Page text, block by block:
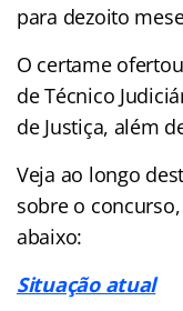
para dezoito
O certame
de Técnico
de Justiça, além
Veja ao longo
sobre o
abaixo:
Situação atual